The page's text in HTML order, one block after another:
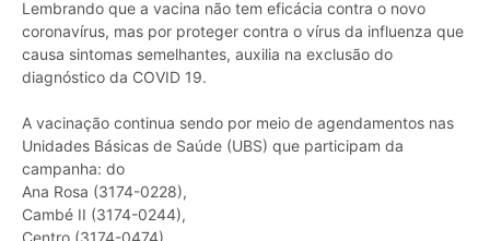
Lembrando que a vacina não tem eficácia contra o novo
coronavírus, mas por proteger contra o vírus da influenza que
causa sintomas semelhantes, auxilia na exclusão do
diagnóstico da COVID 19.
A vacinação continua sendo por meio de agendamentos nas
Unidades Básicas de Saúde (UBS) que participam da
campanha: do
Ana Rosa (3174-0228),
Cambé II (3174-0244),
Centro (3174-0474),